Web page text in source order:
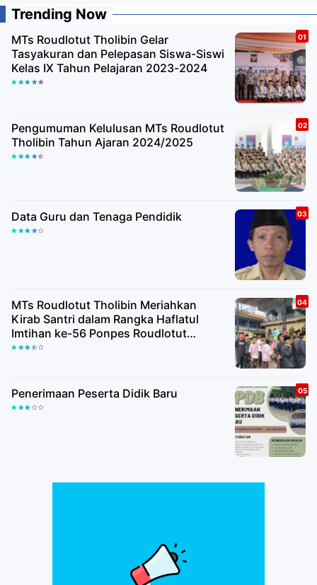
Trending Now
MTs Roudlotut Tholibin Gelar
Tasyakuran dan Pelepasan Siswa-Siswi
Kelas IX Tahun Pelajaran 2023-2024
Pengumuman Kelulusan MTs Roudlotut
Tholibin Tahun Ajaran 2024/2025
Data Guru dan Tenaga Pendidik
MTs Roudlotut Tholibin Meriahkan
Kirab Santri dalam Rangka Haflatul
Imtihan ke-56 Ponpes Roudlotut
Tholibin
Penerimaan Peserta Didik Baru